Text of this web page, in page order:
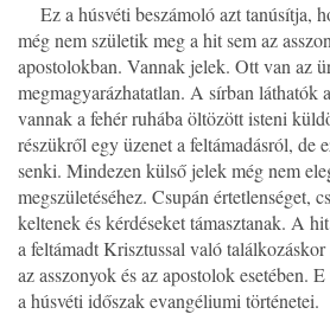
Ez a húsvéti beszámoló azt tanúsítja,
még nem születik meg a hit sem az
apostolokban. Vannak jelek. Ott van az
megmagyarázhatatlan. A sírban láthatók
vannak a fehér ruhába öltözött isteni
részükről egy üzenet a feltámadásról, de
senki. Mindezen külső jelek még nem
megszületéséhez. Csupán értetlenséget,
keltenek és kérdéseket támasztanak. A
a feltámadt Krisztussal való
az asszonyok és az apostolok esetében.
a húsvéti időszak evangéliumi történetei.